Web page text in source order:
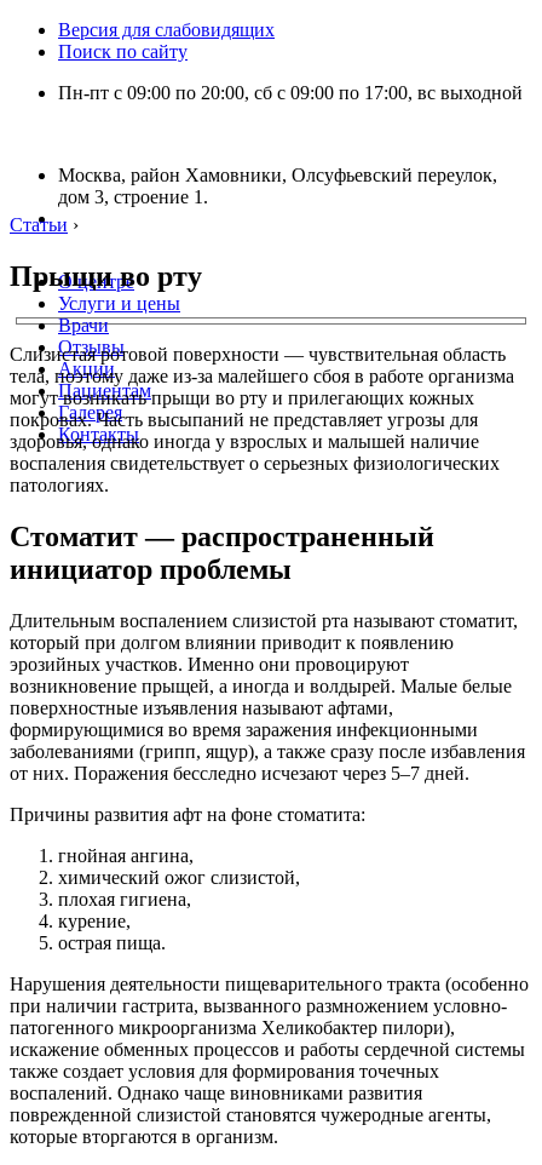
Версия для слабовидящих
Поиск по сайту
Пн-пт с 09:00 по 20:00, сб с 09:00 по 17:00, вс выходной
Москва, район Хамовники, Олсуфьевский переулок,
дом 3, строение 1.
О центре
Услуги и цены
Врачи
Отзывы
Акции
Пациентам
Галерея
Контакты
Статьи ›
Прыщи во рту
Слизистая ротовой поверхности — чувствительная область
тела, поэтому даже из-за малейшего сбоя в работе организма
могут возникать прыщи во рту и прилегающих кожных
покровах. Часть высыпаний не представляет угрозы для
здоровья, однако иногда у взрослых и малышей наличие
воспаления свидетельствует о серьезных физиологических
патологиях.
Стоматит — распространенный
инициатор проблемы
Длительным воспалением слизистой рта называют стоматит,
который при долгом влиянии приводит к появлению
эрозийных участков. Именно они провоцируют
возникновение прыщей, а иногда и волдырей. Малые белые
поверхностные изъявления называют афтами,
формирующимися во время заражения инфекционными
заболеваниями (грипп, ящур), а также сразу после избавления
от них. Поражения бесследно исчезают через 5–7 дней.
Причины развития афт на фоне стоматита:
гнойная ангина,
химический ожог слизистой,
плохая гигиена,
курение,
острая пища.
Нарушения деятельности пищеварительного тракта (особенно
при наличии гастрита, вызванного размножением условно-
патогенного микроорганизма Хеликобактер пилори),
искажение обменных процессов и работы сердечной системы
также создает условия для формирования точечных
воспалений. Однако чаще виновниками развития
поврежденной слизистой становятся чужеродные агенты,
которые вторгаются в организм.